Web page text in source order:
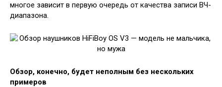
многое зависит в первую очередь от качества записи ВЧ-
диапазона.
Обзор, конечно, будет неполным без нескольких
примеров